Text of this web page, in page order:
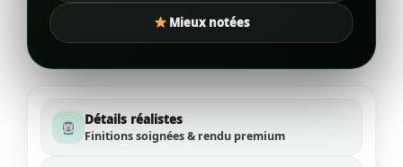
Mieux notées
Détails réalistes
Finitions soignées & rendu premium